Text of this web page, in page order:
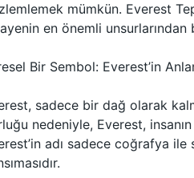
mümkün. Everest
en önemli
Bir Sembol: Everest’in
sadece bir dağ olarak
nedeniyle, Everest,
adı sadece coğrafya ile